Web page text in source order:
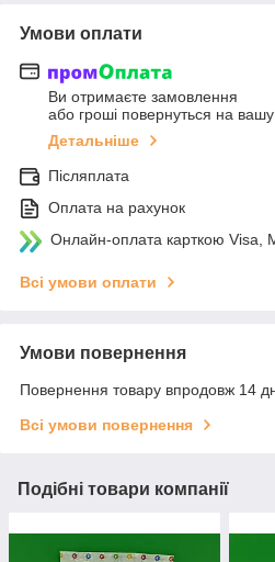
Умови оплати
Ви отримаєте замовлення
або гроші повернуться на вашу
Детальніше
Післяплата
Оплата на рахунок
Онлайн-оплата карткою Visa,
Всі умови оплати
Умови повернення
Повернення товару впродовж 14
Всі умови повернення
Подібні товари компанії